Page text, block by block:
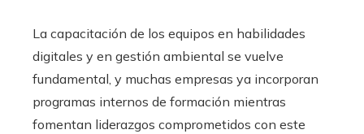
La capacitación de los equipos en habilidades
digitales y en gestión ambiental se vuelve
fundamental, y muchas empresas ya incorporan
programas internos de formación mientras
fomentan liderazgos comprometidos con este